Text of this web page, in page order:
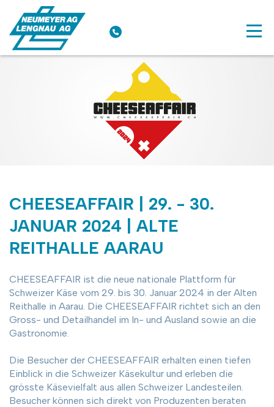
CHEESEAFFAIR | 29. - 30.
JANUAR 2024 | ALTE
REITHALLE AARAU
CHEESEAFFAIR ist die neue nationale Plattform für
Schweizer Käse vom 29. bis 30. Januar 2024 in der Alten
Reithalle in Aarau. Die CHEESEAFFAIR richtet sich an den
Gross- und Detailhandel im In- und Ausland sowie an die
Gastronomie.
Die Besucher der CHEESEAFFAIR erhalten einen tiefen
Einblick in die Schweizer Käsekultur und erleben die
grösste Käsevielfalt aus allen Schweizer Landesteilen.
Besucher können sich direkt von Produzenten beraten